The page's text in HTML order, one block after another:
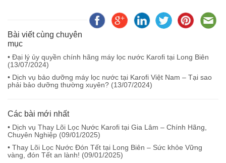
Bài viết cùng chuyên
mục
• Đại lý ủy quyền chính hãng máy lọc nước Karofi tại Long Biên
(13/07/2024)
• Dịch vụ bảo dưỡng máy lọc nước tại Karofi Việt Nam – Tại sao
phải bảo dưỡng thường xuyên? (13/07/2024)
Các bài mới nhất
• Dịch vụ Thay Lõi Lọc Nước Karofi tại Gia Lâm – Chính Hãng,
Chuyên Nghiệp (09/01/2025)
• Thay Lõi Lọc Nước Đón Tết tại Long Biên – Sức khỏe Vững
vàng, đón Tết an lành! (09/01/2025)